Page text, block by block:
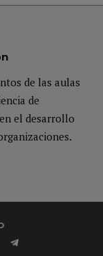
de las aulas
de
el desarrollo